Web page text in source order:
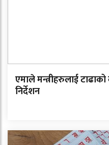
एमाले मन्त्रीहरुलाई
निर्देशन